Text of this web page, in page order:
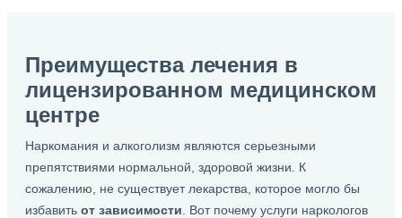
Преимущества лечения в
лицензированном медицинском
центре
Наркомания и алкоголизм являются серьезными
препятствиями нормальной, здоровой жизни. К
сожалению, не существует лекарства, которое могло бы
избавить от зависимости . Вот почему услуги наркологов